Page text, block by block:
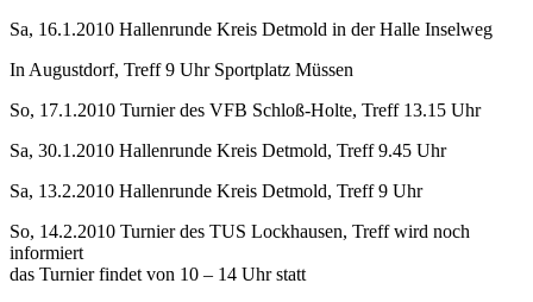
Sa, 16.1.2010 Hallenrunde Kreis Detmold in der Halle Inselweg
In Augustdorf, Treff 9 Uhr Sportplatz Müssen
So, 17.1.2010 Turnier des VFB Schloß-Holte, Treff 13.15 Uhr
Sa, 30.1.2010 Hallenrunde Kreis Detmold, Treff 9.45 Uhr
Sa, 13.2.2010 Hallenrunde Kreis Detmold, Treff 9 Uhr
So, 14.2.2010 Turnier des TUS Lockhausen, Treff wird noch
informiert
das Turnier findet von 10 – 14 Uhr statt